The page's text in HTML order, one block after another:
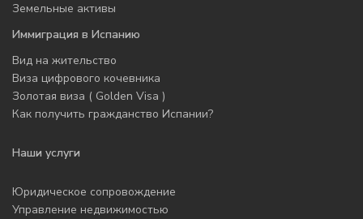
Земельные активы
Иммиграция в Испанию
Вид на жительство
Виза цифрового кочевника
Золотая виза ( Golden Visa )
Как получить гражданство Испании?
Наши услуги
Юридическое сопровождение
Управление недвижимостью